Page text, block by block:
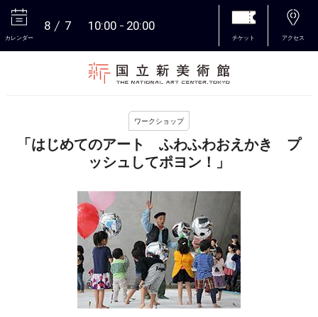
カレンダー
8 7 10:00 20:00
チケット アクセス
ワークショップ
「はじめてのアート ふわふわおえかき プ
ッシュしてポヨン！」